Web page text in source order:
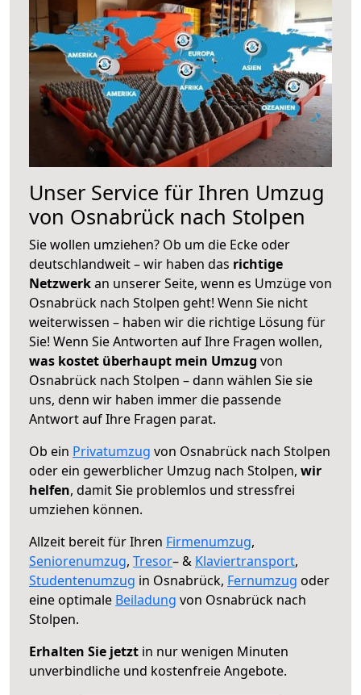
Unser Service für Ihren Umzug
von Osnabrück nach Stolpen
Sie wollen umziehen? Ob um die Ecke oder
deutschlandweit – wir haben das richtige
Netzwerkan unserer Seite, wenn es Umzüge von
Osnabrück nach Stolpen geht! Wenn Sie nicht
weiterwissen – haben wir die richtige Lösung für
Sie! Wenn Sie Antworten auf Ihre Fragen wollen,
was kostet überhaupt mein Umzug von
Osnabrück nach Stolpen – dann wählen Sie sie
uns, denn wir haben immer die passende
Antwort auf Ihre Fragen parat.
Ob ein Privatumzug von Osnabrück nach Stolpen
oder ein gewerblicher Umzug nach Stolpen, wir
helfen, damit Sie problemlos und stressfrei
umziehen können.
Allzeit bereit für Ihren Firmenumzug,
Seniorenumzug, Tresor– & Klaviertransport,
Studentenumzug in Osnabrück, Fernumzug oder
eine optimale Beiladung von Osnabrück nach
Stolpen.
Erhalten Sie jetzt in nur wenigen Minuten
unverbindliche und kostenfreie Angebote.